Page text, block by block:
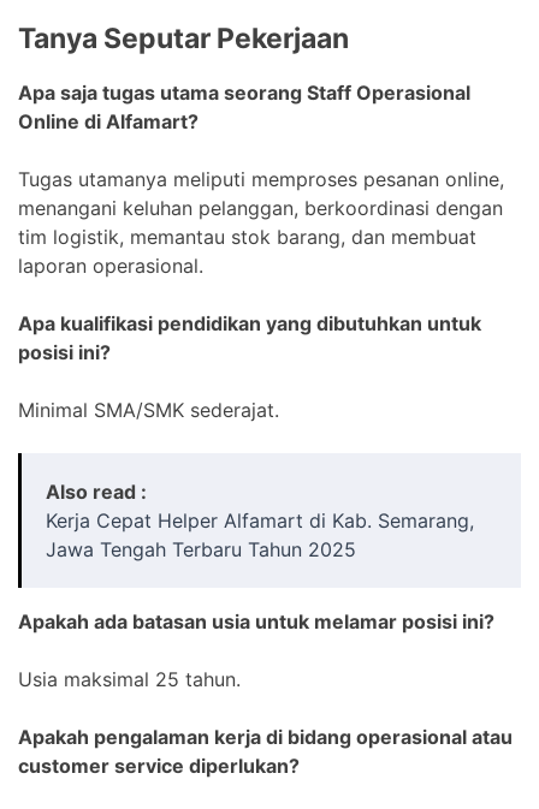
Tanya Seputar Pekerjaan
Apa saja tugas utama seorang Staff Operasional
Online di Alfamart?
Tugas utamanya meliputi memproses pesanan online,
menangani keluhan pelanggan, berkoordinasi dengan
tim logistik, memantau stok barang, dan membuat
laporan operasional.
Apa kualifikasi pendidikan yang dibutuhkan untuk
posisi ini?
Minimal SMA/SMK sederajat.
Also read :
Kerja Cepat Helper Alfamart di Kab. Semarang,
Jawa Tengah Terbaru Tahun 2025
Apakah ada batasan usia untuk melamar posisi ini?
Usia maksimal 25 tahun.
Apakah pengalaman kerja di bidang operasional atau
customer service diperlukan?